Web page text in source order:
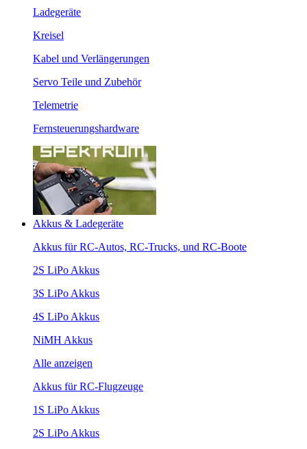
Ladegeräte
Kreisel
Kabel und Verlängerungen
Servo Teile und Zubehör
Telemetrie
Fernsteuerungshardware
Akkus & Ladegeräte
Akkus für RC-Autos, RC-Trucks, und RC-Boote
2S LiPo Akkus
3S LiPo Akkus
4S LiPo Akkus
NiMH Akkus
Alle anzeigen
Akkus für RC-Flugzeuge
1S LiPo Akkus
2S LiPo Akkus